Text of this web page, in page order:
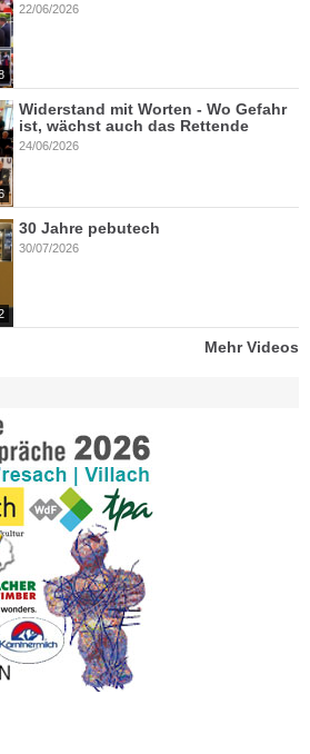
22/06/2026
Widerstand mit Worten - Wo Gefahr
ist, wächst auch das Rettende
24/06/2026
30 Jahre pebutech
30/07/2026
Mehr Videos